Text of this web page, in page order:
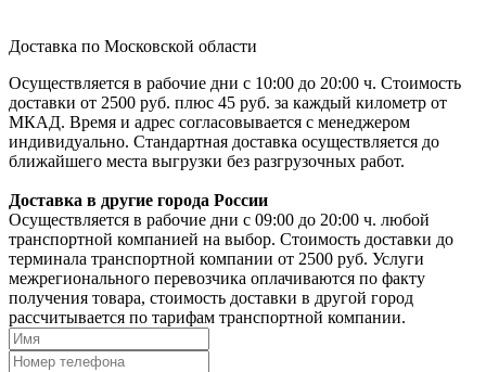
Доставка по Московской области
Осуществляется в рабочие дни с 10:00 до 20:00 ч. Стоимость
доставки от 2500 руб. плюс 45 руб. за каждый километр от
МКАД. Время и адрес согласовывается с менеджером
индивидуально. Стандартная доставка осуществляется до
ближайшего места выгрузки без разгрузочных работ.
Доставка в другие города России
Осуществляется в рабочие дни с 09:00 до 20:00 ч. любой
транспортной компанией на выбор. Стоимость доставки до
терминала транспортной компании от 2500 руб. Услуги
межрегионального перевозчика оплачиваются по факту
получения товара, стоимость доставки в другой город
рассчитывается по тарифам транспортной компании.